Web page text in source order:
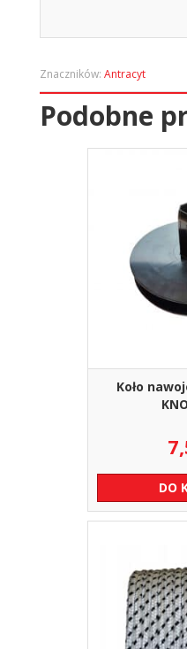
Znaczników: Antracyt
Podobne
Koło
DO